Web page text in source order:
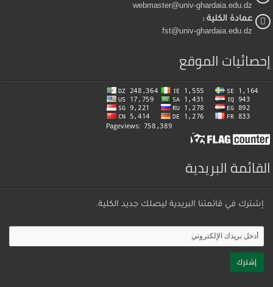
webmaster@univ-ghardaia.edu.dz
عمادة الكلية :
fst@univ-ghardaia.edu.dz
إحصائيات الموقع
القائمة البريدية
إشترك في قائمتنا البريدية ليصلك جديد الكلية.